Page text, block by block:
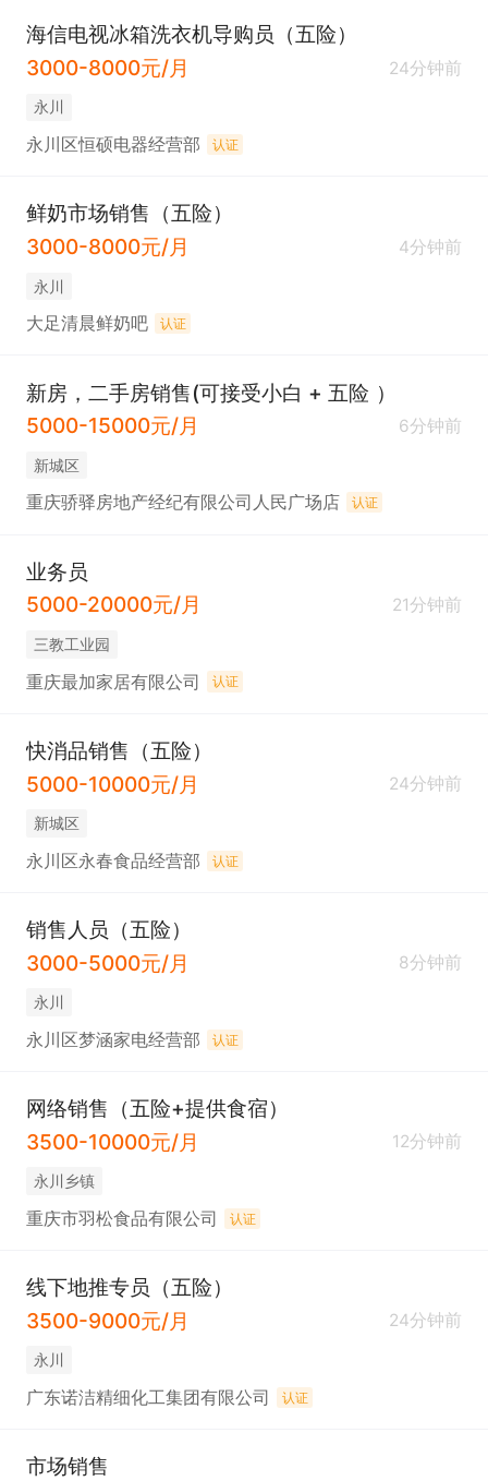
海信电视冰箱洗衣机导购员（五险）
3000-8000元/月
24分钟前
永川
永川区恒硕电器经营部 认证
鲜奶市场销售（五险）
3000-8000元/月
4分钟前
永川
大足清晨鲜奶吧 认证
新房，二手房销售(可接受小白 + 五险 ）
5000-15000元/月
6分钟前
新城区
重庆骄驿房地产经纪有限公司人民广场店 认证
业务员
5000-20000元/月
21分钟前
三教工业园
重庆最加家居有限公司 认证
快消品销售（五险）
5000-10000元/月
24分钟前
新城区
永川区永春食品经营部 认证
销售人员（五险）
3000-5000元/月
8分钟前
永川
永川区梦涵家电经营部 认证
网络销售（五险+提供食宿）
3500-10000元/月
12分钟前
永川乡镇
重庆市羽松食品有限公司 认证
线下地推专员（五险）
3500-9000元/月
24分钟前
永川
广东诺洁精细化工集团有限公司 认证
市场销售